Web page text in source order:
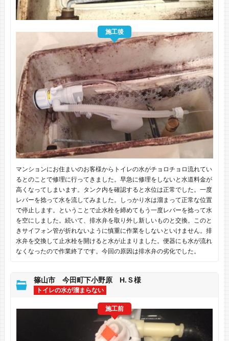
施工後
マンションにお住まいのお客様からトイレの水がチョロチョロ流れてい
るとのことで修理に行ってきました。早急に修理をしないと水道料金が
高くなってしまいます。タンク内を確認すると水位は正常でした。一度
レバーを捻って水を流してみました。しっかり水は溜まって正常な位置
で停止します。ということで止水栓を締めてもう一度レバーを捻って水
を空にしました。続いて、排水弁を取り外し新しいものと交換。このと
きサイフォン管が折れないように慎重に作業をしないといけません。排
水弁を交換して止水栓を開けると水が止まりました。便器にも水が流れ
なくなったので作業終了です。今回の原因は排水弁の劣化でした。
篠山市 今田町下小野原 H.Ｓ様
トイレの水が溜まらない
施工前